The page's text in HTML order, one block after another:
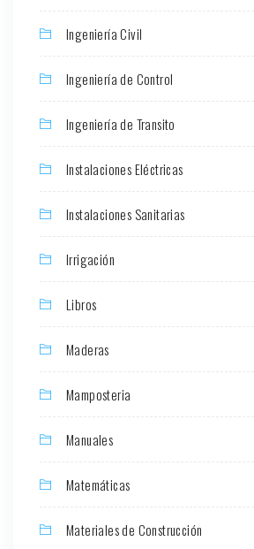
Ingeniería Civil
Ingeniería de Control
Ingeniería de Transito
Instalaciones Eléctricas
Instalaciones Sanitarias
Irrigación
Libros
Maderas
Mamposteria
Manuales
Matemáticas
Materiales de Construcción